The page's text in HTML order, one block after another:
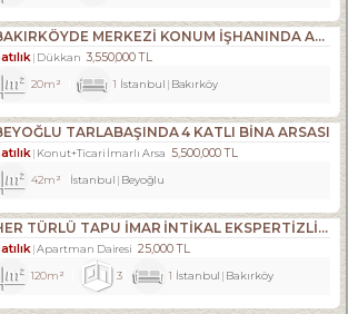
BAKIRKÖYDE MERKEZİ KONUM İŞHANINDA ACİL SATILIK DÜKKAN
Dükkan 3,550,000 TL
20m² 1 İstanbul Bakırköy
TARLABAŞINDA 4 KATLI BINA ARSASI
Konut+Ticari İmarlı Arsa 5,500,000 TL
42m² İstanbul Beyoğlu
HER TÜRLÜ TAPU İMAR İNTİKAL EKSPERTİZLİK VE KENTSEL DÖNÜŞÜM DANIŞMANLIK HİZMETLERİ
Apartman Dairesi 25,000 TL
120m² 3 1 İstanbul Bakırköy